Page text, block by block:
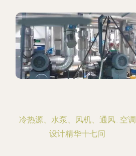
冷热源、水泵、风机、通风…空调
设计精华十七问